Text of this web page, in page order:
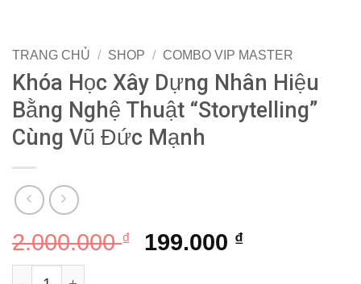
TRANG CHỦ / SHOP / COMBO VIP MASTER
Khóa Học Xây Dựng Nhân Hiệu
Bằng Nghệ Thuật “Storytelling”
Cùng Vũ Đức Mạnh
2.000.000₫
Giá
199.000 ₫Giá
Khóa Học Xây Dựng Nhân Hiệu Bằng Nghệ Thuật